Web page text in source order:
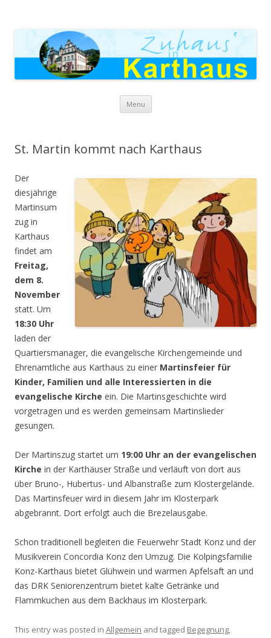
Menu Skip to content
St. Martin kommt nach Karthaus
Der
diesjährige
Martinsum
zug in
Karthaus
findet am
Freitag,
dem 8.
November
statt. Um
18:30 Uhr
laden der
Quartiersmanager, die evangelische Kirchengemeinde und
Ehrenamtliche aus Karthaus zu einer Martinsfeier für
Kinder, Familien und alle Interessierten in die
evangelische Kirche ein. Die Martinsgeschichte wird
vorgetragen und es werden gemeinsam Martinslieder
gesungen.
Der Martinszug startet um 19:00 Uhr an der evangelischen
Kirche in der Karthäuser Straße und verläuft von dort aus
über Bruno-, Hubertus- und Albanstraße zum Klostergelände.
Das Martinsfeuer wird in diesem Jahr im Klosterpark
abgebrannt. Dort erfolgt auch die Brezelausgabe.
Schon traditionell begleiten die Feuerwehr Stadt Konz und der
Musikverein Concordia Konz den Umzug. Die Kolpingsfamilie
Konz-Karthaus bietet Glühwein und warmen Apfelsaft an und
das DRK Seniorenzentrum bietet kalte Getränke und
Flammkuchen aus dem Backhaus im Klosterpark.
This entry was posted in Allgemein and tagged Begegnung,